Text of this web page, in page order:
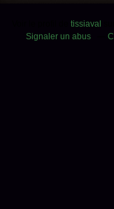
tissiaval
Signaler un abus